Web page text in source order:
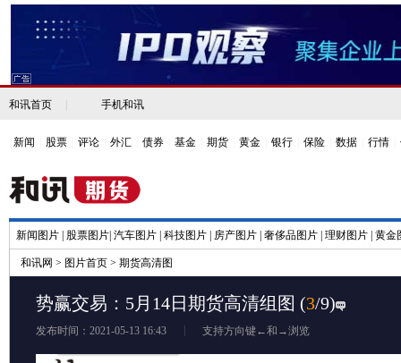
和讯首页 手机和讯
新闻 股票 评论 外汇 债券 基金 期货 黄金 银行 保险 数据 行情
新闻图片 股票图片 汽车图片 科技图片 房产图片 奢侈品图片 理财图片 黄金
和讯网 > 图片首页 > 期货高清图
势赢交易：5月14日期货高清组图 (3/9)
发布时间：2021-05-13 16:43 支持方向键←和→浏览